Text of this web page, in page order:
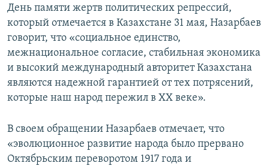
День памяти жертв политических репрессий,
который отмечается в Казахстане 31 мая, Назарбаев
говорит, что «социальное единство,
межнациональное согласие, стабильная экономика
и высокий международный авторитет Казахстана
являются надежной гарантией от тех потрясений,
которые наш народ пережил в XX веке».
В своем обращении Назарбаев отмечает, что
«эволюционное развитие народа было прервано
Октябрьским переворотом 1917 года и